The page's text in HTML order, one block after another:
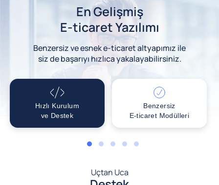
En Gelişmiş
E-ticaret Yazılımı
Benzersiz ve esnek e-ticaret altyapımız ile
siz de başarıyı hızlıca yakalayabilirsiniz.
Hızlı Kurulum
ve Destek
Benzersiz
E-ticaret Modülleri
1 2 3 4 5
Uçtan Uca